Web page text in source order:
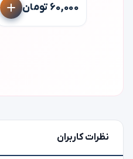
۶۰,۰۰۰ تومان
نظرات کاربران